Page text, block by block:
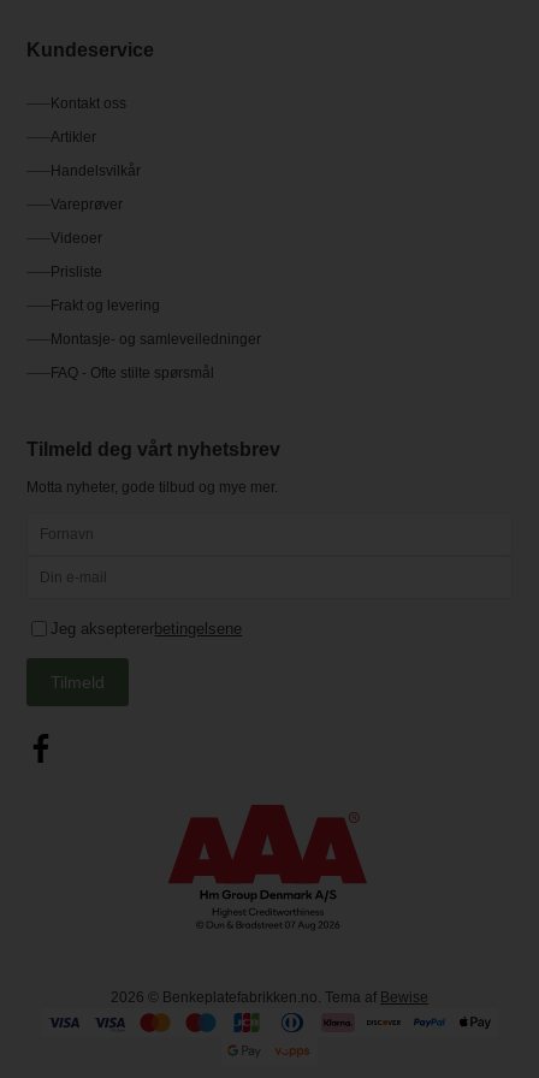
Kundeservice
Kontakt oss
Artikler
Handelsvilkår
Vareprøver
Videoer
Prisliste
Frakt og levering
Montasje- og samleveiledninger
FAQ - Ofte stilte spørsmål
Tilmeld deg vårt nyhetsbrev
Motta nyheter, gode tilbud og mye mer.
Jeg aksepterer betingelsene
Tilmeld
2026 © Benkeplatefabrikken.no. Tema af Bewise